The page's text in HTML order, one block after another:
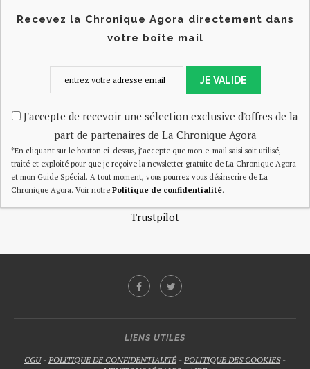
Recevez la Chronique Agora directement dans
votre boîte mail
JE VALIDE
J'accepte de recevoir une sélection exclusive d'offres de la
part de partenaires de La Chronique Agora
*En cliquant sur le bouton ci-dessus, j’accepte que mon e-mail saisi soit utilisé,
traité et exploité pour que je reçoive la newsletter gratuite de La Chronique Agora
et mon Guide Spécial. A tout moment, vous pourrez vous désinscrire de La
Chronique Agora. Voir notre Politique de confidentialité.
Trustpilot
LIENS UTILES
CGU- POLITIQUE DE CONFIDENTIALITÉ - POLITIQUE DES COOKIES-